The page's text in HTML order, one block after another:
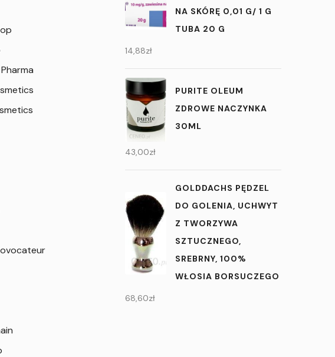
NA SKÓRĘ 0,01 G/ 1 G
TUBA 20 G
14,88zł
PURITE OLEUM
ZDROWE NACZYNKA
30ML
43,00zł
GOLDDACHS PĘDZEL
DO GOLENIA, UCHWYT
Z TWORZYWA
SZTUCZNEGO,
SREBRNY, 100%
WŁOSIA BORSUCZEGO
68,60zł